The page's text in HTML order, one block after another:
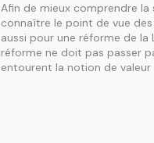
Afin de mieux comprendre
connaître le point de vue
aussi pour une réforme de
réforme ne doit pas passer
entourent la notion de